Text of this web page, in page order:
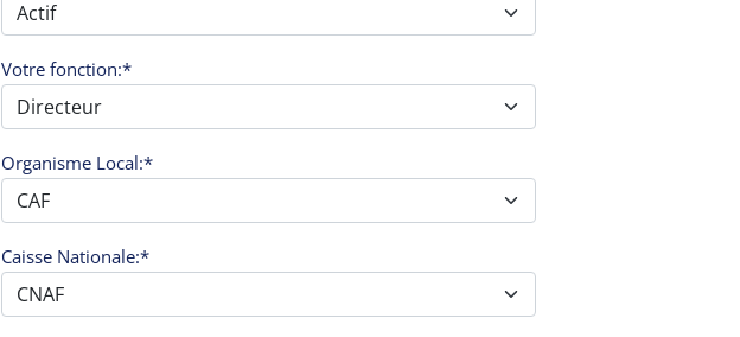
Votre fonction:*
Organisme Local:*
Caisse Nationale:*